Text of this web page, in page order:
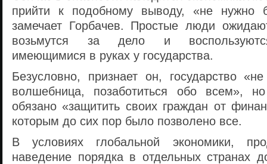
прийти к подобному выводу, «не нужно
замечает Горбачев. Простые люди
возьмутся за дело и
имеющимися в руках у государства.
Безусловно, признает он, государство
волшебница, позаботиться обо всем»,
обязано «защитить своих граждан от
которым до сих пор было позволено все.
В условиях глобальной экономики,
наведение порядка в отдельных странах